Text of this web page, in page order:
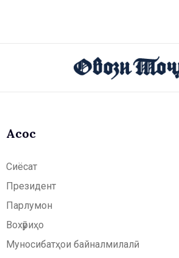
Асосӣ
Сиёсат
Президент
Парлумон
Вохӯриҳо
Муносибатҳои байналмилалӣ